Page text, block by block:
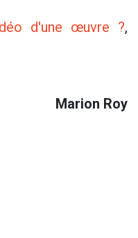
d'une œuvre ?,
Marion Roy